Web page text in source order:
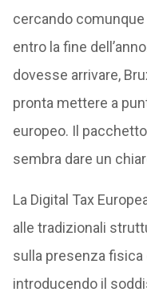
cercando comunque
entro la fine
dovesse arrivare,
pronta mettere a
europeo. Il
sembra dare un
La Digital Tax
alle tradizionali
sulla presenza fisica
introducendo il